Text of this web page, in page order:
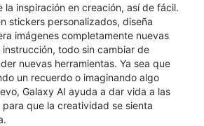
la inspiración en creación, así de fácil.
stickers personalizados, diseña
imágenes completamente nuevas
instrucción, todo sin cambiar de
nuevas herramientas. Ya sea que
un recuerdo o imaginando algo
Galaxy AI ayuda a dar vida a las
que la creatividad se sienta